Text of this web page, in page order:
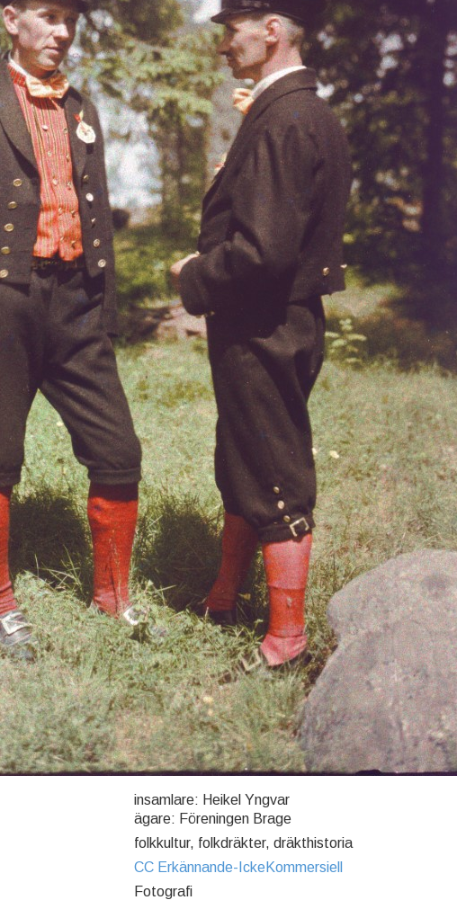
insamlare: Heikel Yngvar
ägare: Föreningen Brage
folkkultur, folkdräkter, dräkthistoria
CC Erkännande-IckeKommersiell
Fotografi